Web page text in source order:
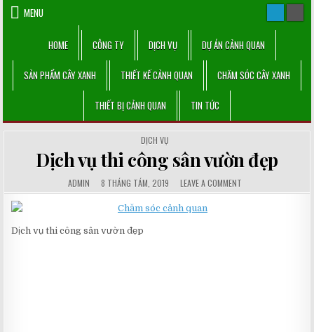
Skip MENU
HOME CÔNG TY DỊCH VỤ DỰ ÁN CẢNH QUAN
SẢN PHẨM CÂY XANH THIẾT KẾ CẢNH QUAN CHĂM SÓC CÂY XANH
THIẾT BỊ CẢNH QUAN TIN TỨC
POSTED
IN
DỊCH VỤ
Dịch vụ thi công sân vườn đẹp
AUTHOR:
ADMIN PUBLISHED
DATE:
8 THÁNG TÁM, 2019 COMMENTS:
LEAVE A COMMENTON
DỊCH
Dịch vụ thi công sân vườn đẹp